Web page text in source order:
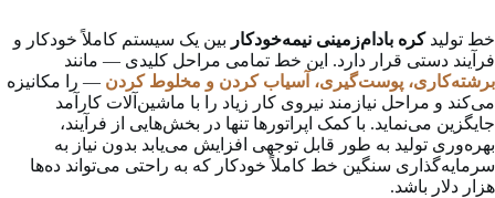
خط تولیدکره بادام‌زمینی نیمه‌خودکار بین یک سیستم کاملاً خودکار و
فرآیند دستی قرار دارد. این خط تمامی مراحل کلیدی — مانند
برشته‌کاری، پوست‌گیری، آسیاب کردن و مخلوط کردن — را مکانیزه
می‌کند و مراحل نیازمند نیروی کار زیاد را با ماشین‌آلات کارآمد
جایگزین می‌نماید. با کمک اپراتورها تنها در بخش‌هایی از فرآیند،
بهره‌وری تولید به طور قابل توجهی افزایش می‌یابد بدون نیاز به
سرمایه‌گذاری سنگین خط کاملاً خودکار که به راحتی می‌تواند ده‌ها
هزار دلار باشد.